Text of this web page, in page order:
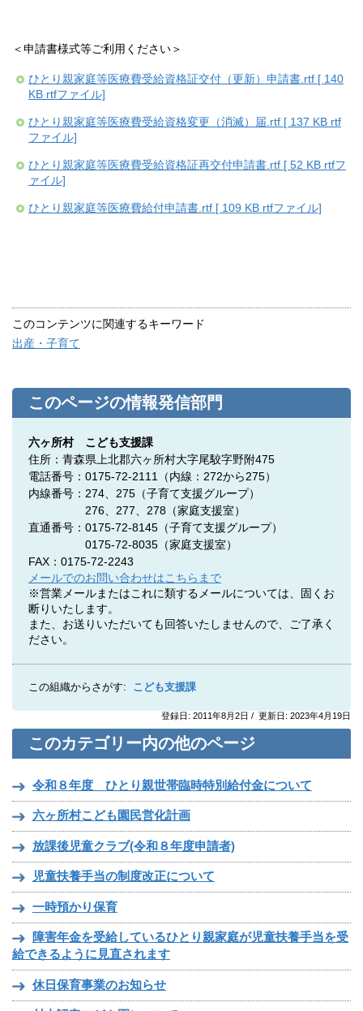
＜申請書様式等ご利用ください＞
ひとり親家庭等医療費受給資格証交付（更新）申請書.rtf [ 140
KB rtfファイル]
ひとり親家庭等医療費受給資格変更（消滅）届.rtf [ 137 KB rtf
ファイル]
ひとり親家庭等医療費受給資格証再交付申請書.rtf [ 52 KB rtfフ
ァイル]
ひとり親家庭等医療費給付申請書.rtf [ 109 KB rtfファイル]
このコンテンツに関連するキーワード
出産・子育て
このページの情報発信部門
六ヶ所村 こども支援課
住所：青森県上北郡六ヶ所村大字尾駮字野附475
電話番号：0175-72-2111（内線：272から275）
内線番号：274、275 （子育て支援グループ）
276、277、278（家庭支援室）
直通番号：0175-72-8145（子育て支援グループ）
0175-72-8035（家庭支援室）
FAX：0175-72-2243
メールでのお問い合わせはこちらまで
※営業メールまたはこれに類するメールについては、固くお
断りいたします。
また、お送りいただいても回答いたしませんので、ご了承く
ださい。
この組織からさがす: こども支援課
登録日: 2011年8月2日 / 更新日: 2023年4月19日
このカテゴリー内の他のページ
令和８年度 ひとり親世帯臨時特別給付金について
六ヶ所村こども園民営化計画
放課後児童クラブ(令和８年度申請者)
児童扶養手当の制度改正について
一時預かり保育
障害年金を受給しているひとり親家庭が児童扶養手当を受
給できるように見直されます
休日保育事業のお知らせ